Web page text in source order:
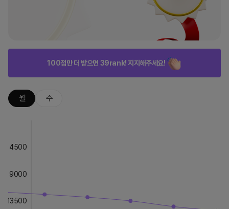
100점만 더 받으면 39rank! 지지해주세요!
월 주
4500
9000
13500